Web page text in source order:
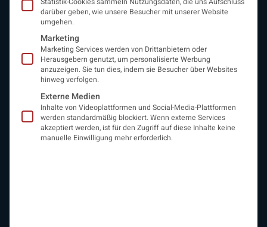
Über uns
Vorstand
Arbeitsgemeinschaften
darüber geben, wie unsere Besucher mit unserer Website
umgehen.
Marketing
Marketing Services werden von Drittanbietern oder
Herausgebern genutzt, um personalisierte Werbung
anzuzeigen. Sie tun dies, indem sie Besucher über Websites
hinweg verfolgen.
Externe Medien
Inhalte von Videoplattformen und Social-Media-Plattformen
werden standardmäßig blockiert. Wenn externe Services
akzeptiert werden, ist für den Zugriff auf diese Inhalte keine
manuelle Einwilligung mehr erforderlich.